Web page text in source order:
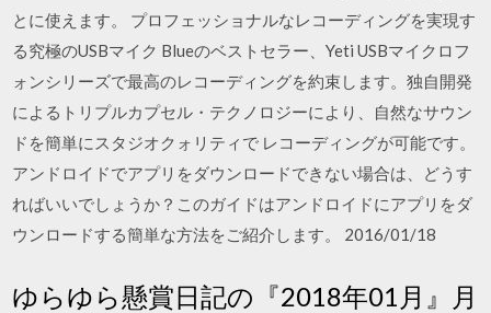
とに使えます。 プロフェッショナルなレコーディングを実現す
る究極のUSBマイク Blueのベストセラー、Yeti USBマイクロフ
ォンシリーズで最高のレコーディングを約束します。独自開発
によるトリプルカプセル・テクノロジーにより、自然なサウン
ドを簡単にスタジオクォリティで レコーディングが可能です。
アンドロイドでアプリをダウンロードできない場合は、どうす
ればいいでしょうか？このガイドはアンドロイドにアプリをダ
ウンロードする簡単な方法をご紹介します。 2016/01/18
ゆらゆら懸賞日記の『2018年01月』月